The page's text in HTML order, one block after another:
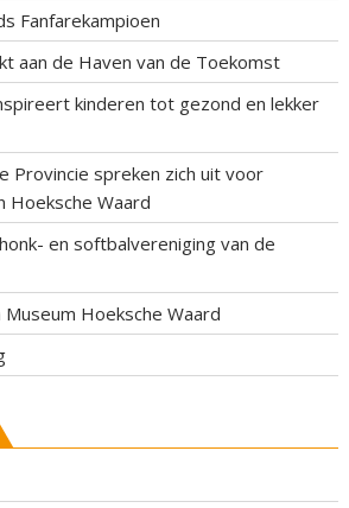
Fanfarekampioen
aan de Haven van de Toekomst
kinderen tot gezond en lekker
Provincie spreken zich uit voor
Hoeksche Waard
en softbalvereniging van de
Hoeksche Waard